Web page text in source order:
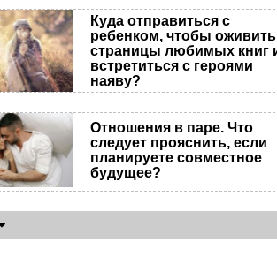
Куда отправиться с
ребенком, чтобы оживить
страницы любимых книг
встретиться с героями
наяву?
Отношения в паре. Что
следует прояснить, если
планируете совместное
будущее?